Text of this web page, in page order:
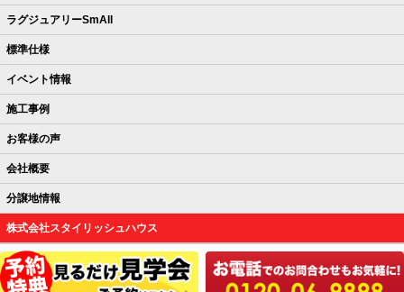
ラグジュアリーSmAll
標準仕様
イベント情報
施工事例
お客様の声
会社概要
分譲地情報
株式会社スタイリッシュハウス